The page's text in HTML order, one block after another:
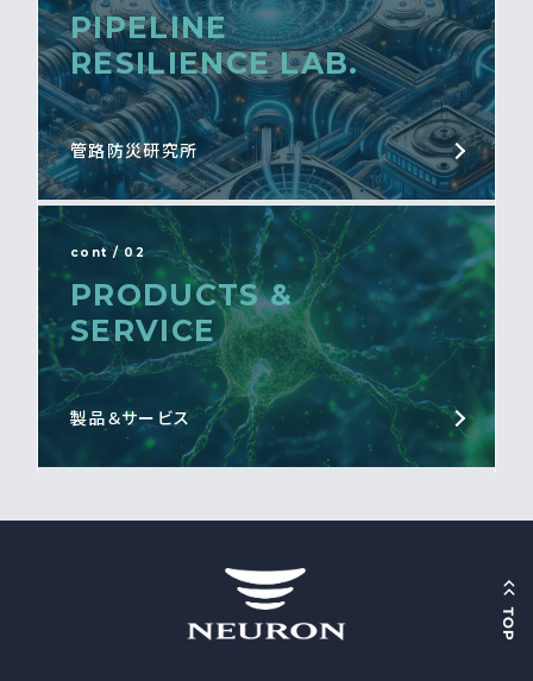
PIPELINE
RESILIENCE LAB.
管路防災研究所
cont / 02
PRODUCTS &
SERVICE
製品＆サービス